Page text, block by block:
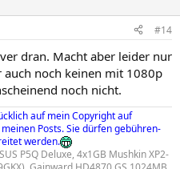
#14
dran. Macht aber leider nur
auch noch keinen mit 1080p
noch nicht.
auf mein Copyright auf
Posts. Sie dürfen gebühren-
werden.
P5Q Deluxe, 4x1GB Mushkin XP2-